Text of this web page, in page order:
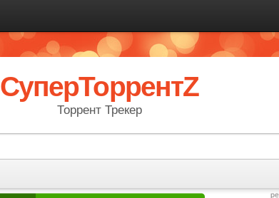
СуперТоррентZ
Торрент Трекер